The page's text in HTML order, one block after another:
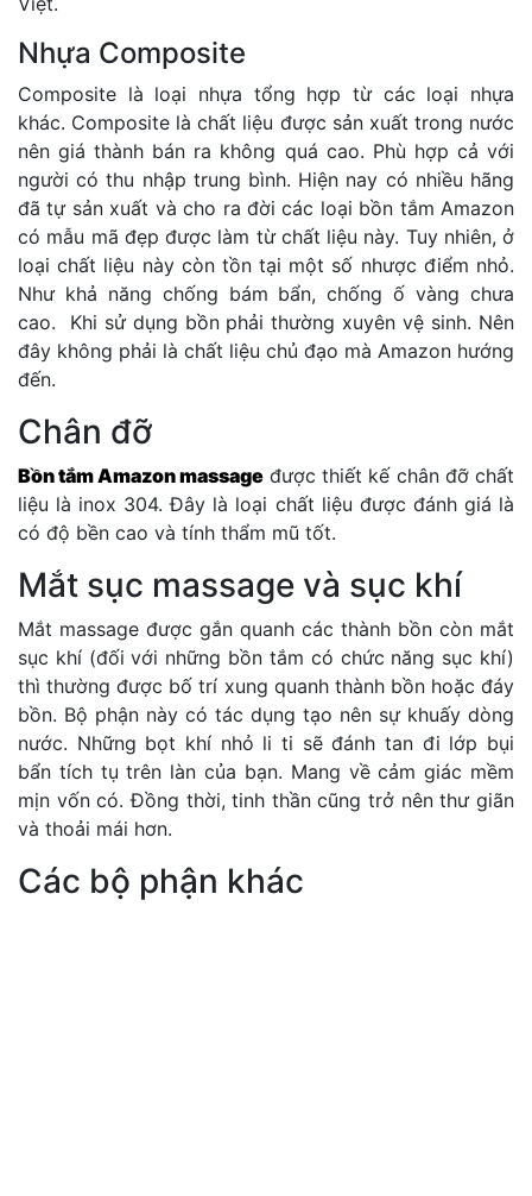
Nhựa Composite
Composite là loại nhựa tổng hợp từ các loại nhựa
khác. Composite là chất liệu được sản xuất trong nước
nên giá thành bán ra không quá cao. Phù hợp cả với
người có thu nhập trung bình. Hiện nay có nhiều hãng
đã tự sản xuất và cho ra đời các loại bồn tắm Amazon
có mẫu mã đẹp được làm từ chất liệu này. Tuy nhiên, ở
loại chất liệu này còn tồn tại một số nhược điểm nhỏ.
Như khả năng chống bám bẩn, chống ố vàng chưa
cao. Khi sử dụng bồn phải thường xuyên vệ sinh. Nên
đây không phải là chất liệu chủ đạo mà Amazon hướng
đến.
Chân đỡ
Bồn tắm Amazon massage được thiết kế chân đỡ chất
liệu là inox 304. Đây là loại chất liệu được đánh giá là
có độ bền cao và tính thẩm mũ tốt.
Mắt sục massage và sục khí
Mắt massage được gắn quanh các thành bồn còn mắt
sục khí (đối với những bồn tắm có chức năng sục khí)
thì thường được bố trí xung quanh thành bồn hoặc đáy
bồn. Bộ phận này có tác dụng tạo nên sự khuấy dòng
nước. Những bọt khí nhỏ li ti sẽ đánh tan đi lớp bụi
bẩn tích tụ trên làn của bạn. Mang về cảm giác mềm
mịn vốn có. Đồng thời, tinh thần cũng trở nên thư giãn
và thoải mái hơn.
Các bộ phận khác